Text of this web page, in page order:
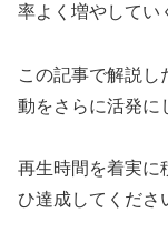
率よく増やしてい
この記事で解説し
動をさらに活発に
再生時間を着実に
ひ達成してくださ